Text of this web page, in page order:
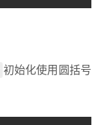
初始化使用圆括号